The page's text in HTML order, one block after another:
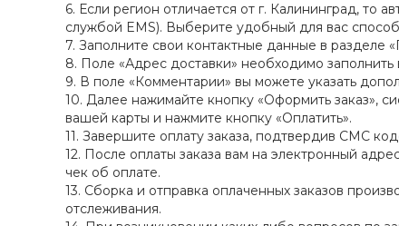
6. Если регион отличается от г. Калининград, то
службой EMS). Выберите удобный для вас способ
7. Заполните свои контактные данные в разделе
8. Поле «Адрес доставки» необходимо
9. В поле «Комментарии» вы можете указать
10. Далее нажимайте кнопку «Оформить заказ»,
вашей карты и нажмите кнопку «Оплатить».
11. Завершите оплату заказа, подтвердив СМС
12. После оплаты заказа вам на электронный
чек об оплате.
13. Сборка и отправка оплаченных заказов
отслеживания.